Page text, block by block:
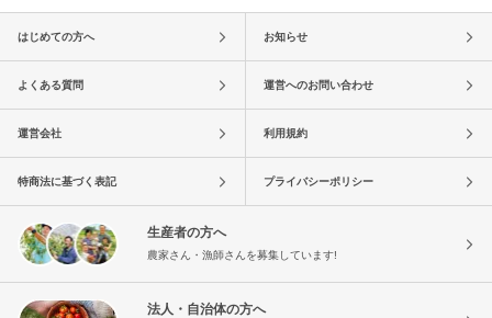
はじめての方へ お知らせ
よくある質問 運営へのお問い合わせ
運営会社 利用規約
特商法に基づく表記 プライバシーポリシー
生産者の方へ
農家さん・漁師さんを募集しています!
法人・自治体の方へ